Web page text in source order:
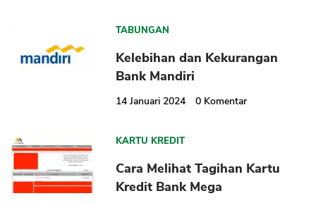
TABUNGAN
Kelebihan dan Kekurangan
Bank Mandiri
14 Januari 2024 0 Komentar
KARTU KREDIT
Cara Melihat Tagihan Kartu
Kredit Bank Mega